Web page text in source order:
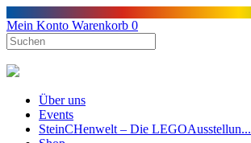
Mein Konto Warenkorb 0
Über uns
Events
SteinCHenwelt – Die LEGOAusstellun...